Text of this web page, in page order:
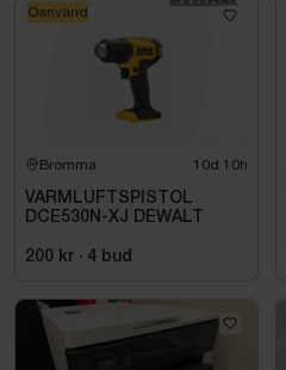
Bromma 10d 10h
VARMLUFTSPISTOL
DCE530N-XJ DEWALT
200 kr · 4 bud
Oanvänd